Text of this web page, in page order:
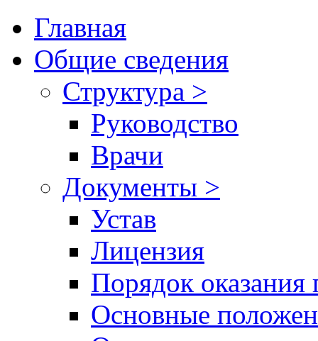
Главная
Общие сведения
Структура >
Руководство
Врачи
Документы >
Устав
Лицензия
Порядок оказания
Основные